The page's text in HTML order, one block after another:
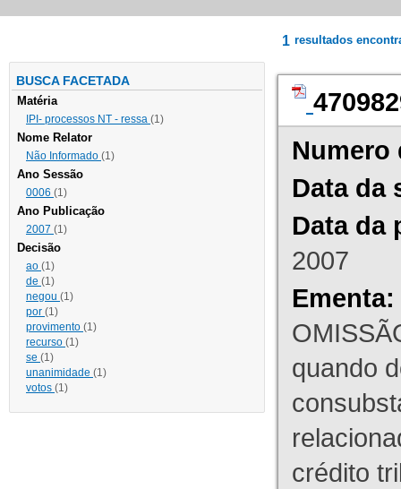
BUSCA FACETADA
Matéria
IPI- processos NT - ressa (1)
Nome Relator
Não Informado (1)
Ano Sessão
0006 (1)
Ano Publicação
2007 (1)
Decisão
ao (1)
de (1)
negou (1)
por (1)
provimento (1)
recurso (1)
se (1)
unanimidade (1)
votos (1)
1 resultados
Numero
Data da
Data da
2007
Ementa:
quando
crédito